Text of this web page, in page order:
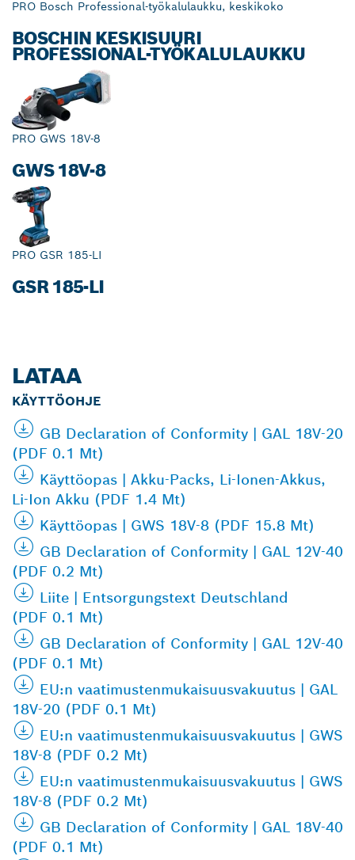
PRO Bosch Professional-työkalulaukku, keskikoko
BOSCHIN KESKISUURI
PROFESSIONAL-TYÖKALULAUKKU
PRO GWS 18V-8
GWS 18V-8
PRO GSR 185-LI
GSR 185-LI
LATAA
KÄYTTÖOHJE
GB Declaration of Conformity | GAL 18V-20
(PDF 0.1 Mt)
Käyttöopas | Akku-Packs, Li-Ionen-Akkus,
Li-Ion Akku (PDF 1.4 Mt)
Käyttöopas | GWS 18V-8 (PDF 15.8 Mt)
GB Declaration of Conformity | GAL 12V-40
(PDF 0.2 Mt)
Liite | Entsorgungstext Deutschland
(PDF 0.1 Mt)
GB Declaration of Conformity | GAL 12V-40
(PDF 0.1 Mt)
EU:n vaatimustenmukaisuusvakuutus | GAL
18V-20 (PDF 0.1 Mt)
EU:n vaatimustenmukaisuusvakuutus | GWS
18V-8 (PDF 0.2 Mt)
EU:n vaatimustenmukaisuusvakuutus | GWS
18V-8 (PDF 0.2 Mt)
GB Declaration of Conformity | GAL 18V-40
(PDF 0.1 Mt)